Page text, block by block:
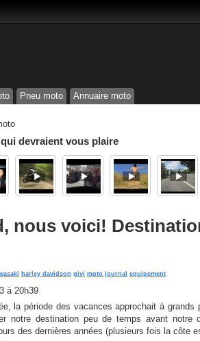
Pneu moto Annuaire moto
devraient vous plaire
nous voici!
harley davidson givi moto journal equipement
à 20h39
la période des vacances approchait à
notre destination peu de temps avant notre
des dernières années (plusieurs fois la côte